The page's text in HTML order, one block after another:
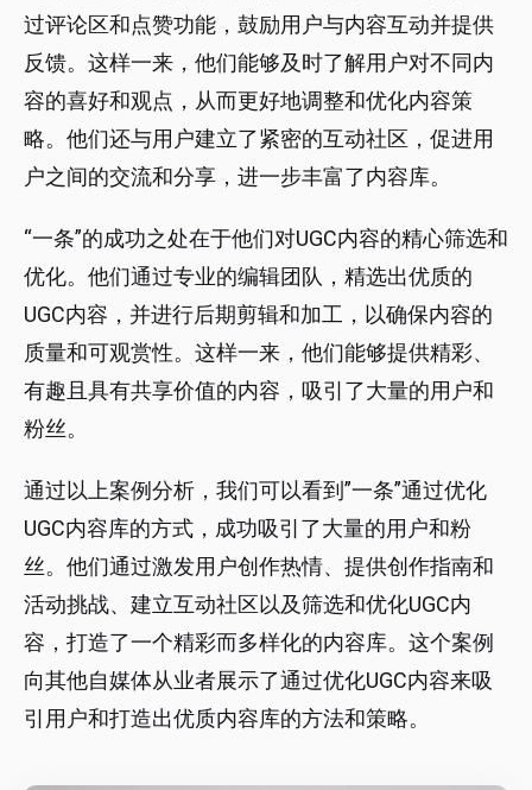
过评论区和点赞功能，鼓励用户与内容互动并提供
反馈。这样一来，他们能够及时了解用户对不同内
容的喜好和观点，从而更好地调整和优化内容策
略。他们还与用户建立了紧密的互动社区，促进用
户之间的交流和分享，进一步丰富了内容库。
“一条”的成功之处在于他们对UGC内容的精心筛选和
优化。他们通过专业的编辑团队，精选出优质的
UGC内容，并进行后期剪辑和加工，以确保内容的
质量和可观赏性。这样一来，他们能够提供精彩、
有趣且具有共享价值的内容，吸引了大量的用户和
粉丝。
通过以上案例分析，我们可以看到”一条”通过优化
UGC内容库的方式，成功吸引了大量的用户和粉
丝。他们通过激发用户创作热情、提供创作指南和
活动挑战、建立互动社区以及筛选和优化UGC内
容，打造了一个精彩而多样化的内容库。这个案例
向其他自媒体从业者展示了通过优化UGC内容来吸
引用户和打造出优质内容库的方法和策略。